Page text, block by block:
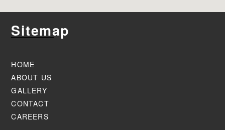
Sitemap
HOME
ABOUT US
GALLERY
CONTACT
CAREERS